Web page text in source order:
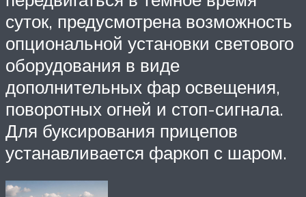
суток, предусмотрена возможность
опциональной установки светового
оборудования в виде
дополнительных фар освещения,
поворотных огней и стоп-сигнала.
Для буксирования прицепов
устанавливается фаркоп с шаром.